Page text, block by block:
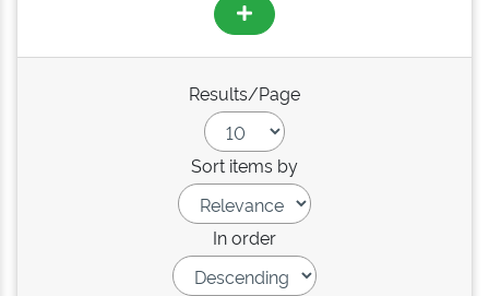
Results/Page
Sort items by
In order